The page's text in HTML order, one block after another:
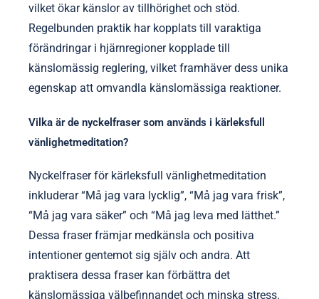
vilket ökar känslor av tillhörighet och stöd.
Regelbunden praktik har kopplats till varaktiga
förändringar i hjärnregioner kopplade till
känslomässig reglering, vilket framhäver dess unika
egenskap att omvandla känslomässiga reaktioner.
Vilka är de nyckelfraser som används i kärleksfull
vänlighetmeditation?
Nyckelfraser för kärleksfull vänlighetmeditation
inkluderar “Må jag vara lycklig”, “Må jag vara frisk”,
“Må jag vara säker” och “Må jag leva med lätthet.”
Dessa fraser främjar medkänsla och positiva
intentioner gentemot sig själv och andra. Att
praktisera dessa fraser kan förbättra det
känslomässiga välbefinnandet och minska stress.